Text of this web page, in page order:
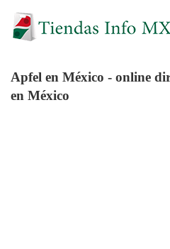
Apfel en México - online
en México